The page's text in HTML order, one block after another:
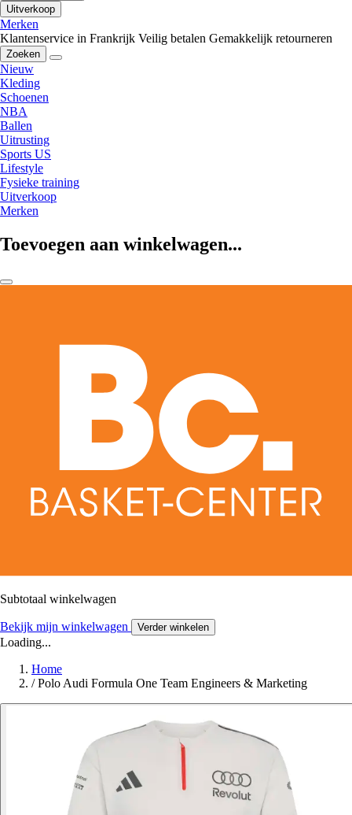
Uitverkoop
Merken
Klantenservice in Frankrijk Veilig betalen Gemakkelijk retourneren
Zoeken
Nieuw
Kleding
Schoenen
NBA
Ballen
Uitrusting
Sports US
Lifestyle
Fysieke training
Uitverkoop
Merken
Toevoegen aan winkelwagen...
Subtotaal winkelwagen
Bekijk mijn winkelwagen Verder winkelen
Loading...
Home
/ Polo Audi Formula One Team Engineers & Marketing